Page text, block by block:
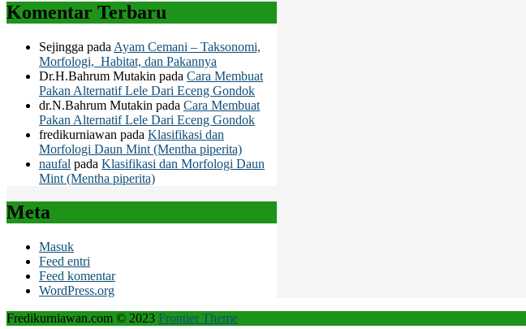
Komentar Terbaru
Sejingga pada Ayam Cemani – Taksonomi,
Morfologi, Habitat, dan Pakannya
Dr.H.Bahrum Mutakin pada Cara Membuat
Pakan Alternatif Lele Dari Eceng Gondok
dr.N.Bahrum Mutakin pada Cara Membuat
Pakan Alternatif Lele Dari Eceng Gondok
fredikurniawan pada Klasifikasi dan
Morfologi Daun Mint (Mentha piperita)
naufal pada Klasifikasi dan Morfologi Daun
Mint (Mentha piperita)
Meta
Masuk
Feed entri
Feed komentar
WordPress.org
Fredikurniawan.com © 2023 Frontier Theme